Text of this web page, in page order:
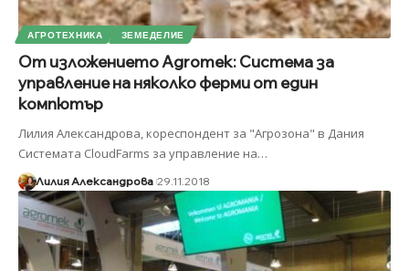
АГРОТЕХНИКА ЗЕМЕДЕЛИЕ
От изложението Agromek: Система за
управление на няколко ферми от един
компютър
Лилия Александрова, кореспондент за "Агрозона" в Дания
Системата CloudFarms за управление на…
Лилия Александрова 29.11.2018